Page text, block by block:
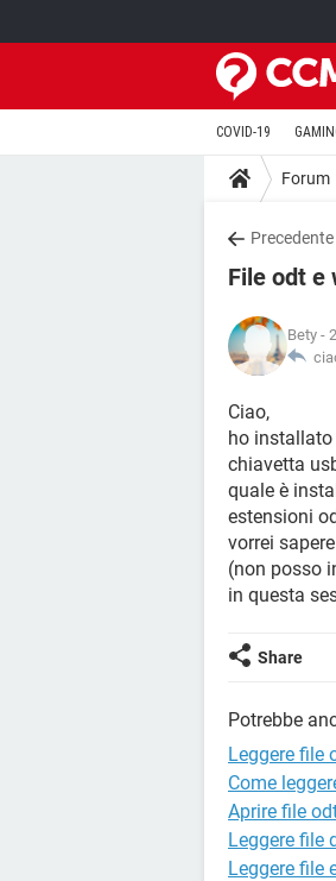
COVID-19
Forum
Precedente
File odt e
Bety -
Ciao,
ho installato
chiavetta
quale è
estensioni
vorrei
(non posso
in questa
Share
Potrebbe
Leggere file
Come
Aprire file
Leggere file
Leggere file